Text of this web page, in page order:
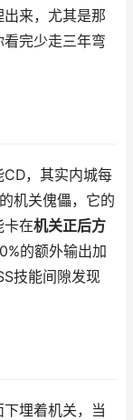
来，尤其是那
完少走三年弯
，其实内城每
机关傀儡，它的
卡在机关正后方
的额外输出加
技能间隙发现
埋着机关，当